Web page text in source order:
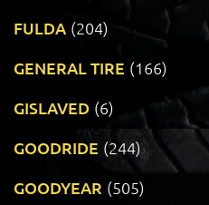
FULDA (204)
GENERAL TIRE (166)
GISLAVED (6)
GOODRIDE (244)
GOODYEAR (505)